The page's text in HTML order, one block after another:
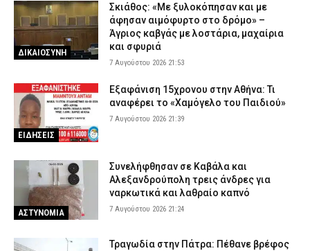
ΔΙΚΑΙΟΣΥΝΗ
Σκιάθος: «Με ξυλοκόπησαν και με
άφησαν αιμόφυρτο στο δρόμο» –
Άγριος καβγάς με λοστάρια, μαχαίρια
και σφυριά
7 Αυγούστου 2026 21:53
ΕΙΔΗΣΕΙΣ
Εξαφάνιση 15χρονου στην Αθήνα: Τι
αναφέρει το «Χαμόγελο του Παιδιού»
7 Αυγούστου 2026 21:39
ΑΣΤΥΝΟΜΙΑ
Συνελήφθησαν σε Καβάλα και
Αλεξανδρούπολη τρεις άνδρες για
ναρκωτικά και λαθραίο καπνό
7 Αυγούστου 2026 21:24
Τραγωδία στην Πάτρα: Πέθανε βρέφος